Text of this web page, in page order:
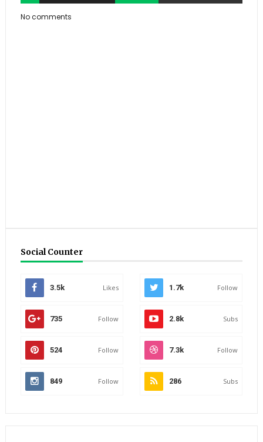
No comments
Social Counter
3.5k Likes 1.7k Follow
735 Follow 2.8k Subs
524 Follow 7.3k Follow
849 Follow 286 Subs